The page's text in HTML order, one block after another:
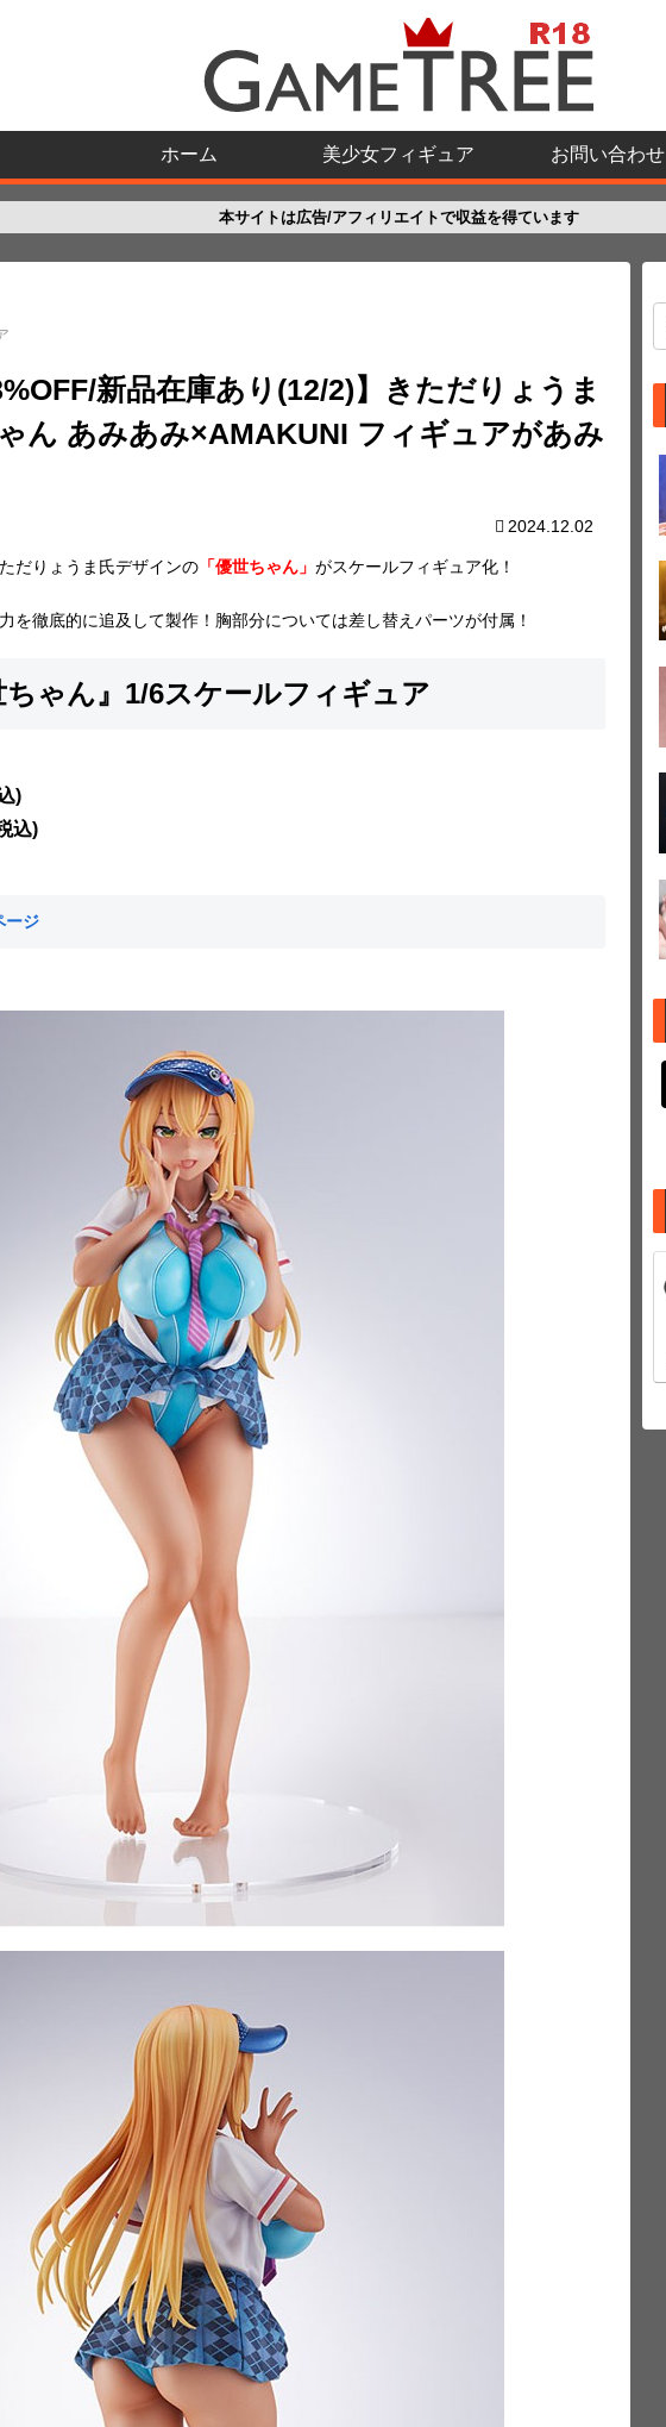
ホーム 美少女フィギュア お問い合わせ
本サイトは広告/アフィリエイトで収益を得ています
新品在庫あり(12/2)】きただりょうま
ん あみあみ×AMAKUNI フィギュアがあみ
2024.12.02
だりょうま氏デザインの 「優世ちゃん」 がスケールフィギュア化！
を徹底的に追及して製作！胸部分については差し替えパーツが付属！
ちゃん』1/6スケールフィギュア
)
込)
ージ